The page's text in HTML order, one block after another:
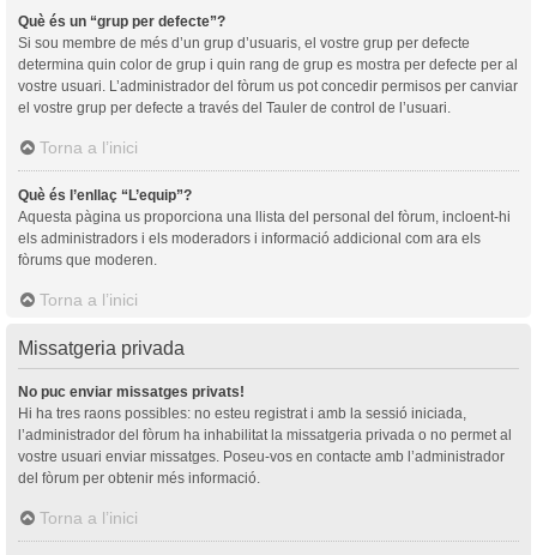
Què és un “grup per defecte”?
Si sou membre de més d’un grup d’usuaris, el vostre grup per defecte
determina quin color de grup i quin rang de grup es mostra per defecte per al
vostre usuari. L’administrador del fòrum us pot concedir permisos per canviar
el vostre grup per defecte a través del Tauler de control de l’usuari.
Torna a l’inici
Què és l’enllaç “L’equip”?
Aquesta pàgina us proporciona una llista del personal del fòrum, incloent-hi
els administradors i els moderadors i informació addicional com ara els
fòrums que moderen.
Torna a l’inici
Missatgeria privada
No puc enviar missatges privats!
Hi ha tres raons possibles: no esteu registrat i amb la sessió iniciada,
l’administrador del fòrum ha inhabilitat la missatgeria privada o no permet al
vostre usuari enviar missatges. Poseu-vos en contacte amb l’administrador
del fòrum per obtenir més informació.
Torna a l’inici